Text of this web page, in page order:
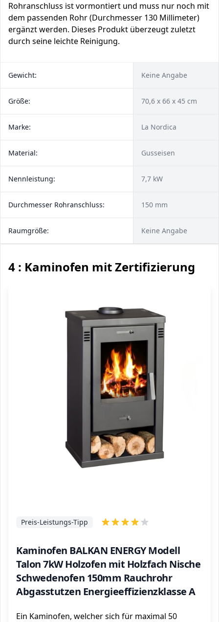
Rohranschluss ist vormontiert und muss nur noch mit
dem passenden Rohr (Durchmesser 130 Millimeter)
ergänzt werden. Dieses Produkt überzeugt zuletzt
durch seine leichte Reinigung.
Gewicht: Keine Angabe
Größe: 70,6 x 66 x 45 cm
Marke: La Nordica
Material: Gusseisen
Nennleistung: 7,7 kW
Durchmesser Rohranschluss: 150 mm
Raumgröße: Keine Angabe
4 : Kaminofen mit Zertifizierung
Kaminofen BALKAN ENERGY Modell
Talon 7kW Holzofen mit Holzfach Nische
Schwedenofen 150mm Rauchrohr
Abgasstutzen Energieeffizienzklasse A
Preis-Leistungs-Tipp
Ein Kaminofen, welcher sich für maximal 50